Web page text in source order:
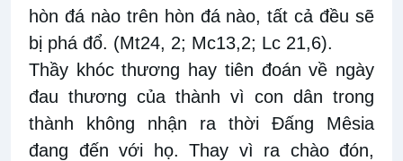
hòn đá nào trên hòn đá nào, tất cả đều sẽ
bị phá đổ. (Mt24, 2; Mc13,2; Lc 21,6).
Thầy khóc thương hay tiên đoán về ngày
đau thương của thành vì con dân trong
thành không nhận ra thời Đấng Mêsia
đang đến với họ. Thay vì ra chào đón,